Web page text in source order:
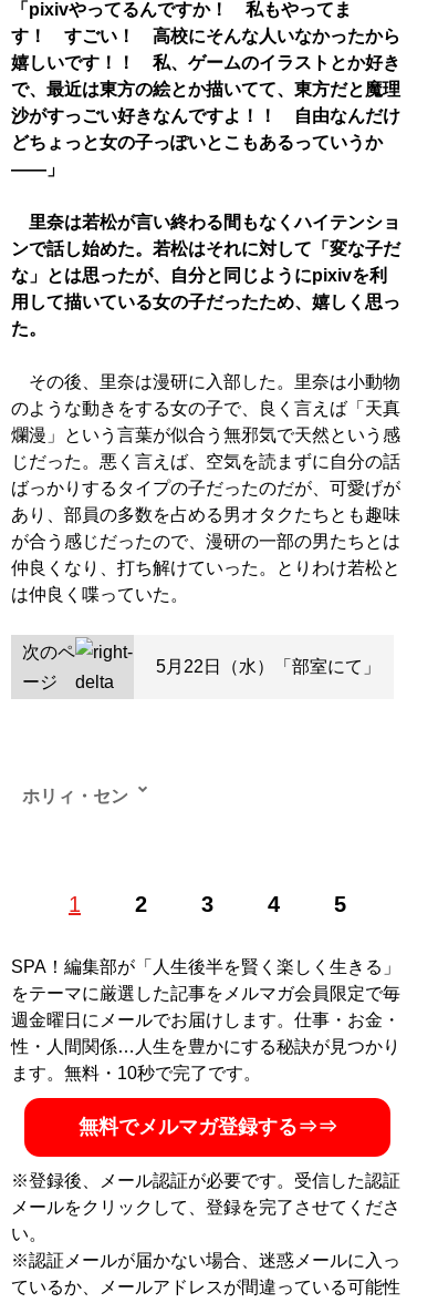
「pixivやってるんですか！ 私もやってま
す！ すごい！ 高校にそんな人いなかったから
嬉しいです！！ 私、ゲームのイラストとか好き
で、最近は東方の絵とか描いてて、東方だと魔理
沙がすっごい好きなんですよ！！ 自由なんだけ
どちょっと女の子っぽいとこもあるっていうか
――」
里奈は若松が言い終わる間もなくハイテンショ
ンで話し始めた。若松はそれに対して「変な子だ
な」とは思ったが、自分と同じようにpixivを利
用して描いている女の子だったため、嬉しく思っ
た。
その後、里奈は漫研に入部した。里奈は小動物
のような動きをする女の子で、良く言えば「天真
爛漫」という言葉が似合う無邪気で天然という感
じだった。悪く言えば、空気を読まずに自分の話
ばっかりするタイプの子だったのだが、可愛げが
あり、部員の多数を占める男オタクたちとも趣味
が合う感じだったので、漫研の一部の男たちとは
仲良くなり、打ち解けていった。とりわけ若松と
は仲良く喋っていた。
次のペ
ージ
5月22日（水）「部室にて」
1 2 3 4 5
ホリィ・セン
記事一覧へ
SPA！編集部が「人生後半を賢く楽しく生きる」
をテーマに厳選した記事をメルマガ会員限定で毎
週金曜日にメールでお届けします。仕事・お金・
性・人間関係…人生を豊かにする秘訣が見つかり
ます。無料・10秒で完了です。
無料でメルマガ登録する⇒⇒
※登録後、メール認証が必要です。受信した認証
メールをクリックして、登録を完了させてくださ
い。
※認証メールが届かない場合、迷惑メールに入っ
ているか、メールアドレスが間違っている可能性